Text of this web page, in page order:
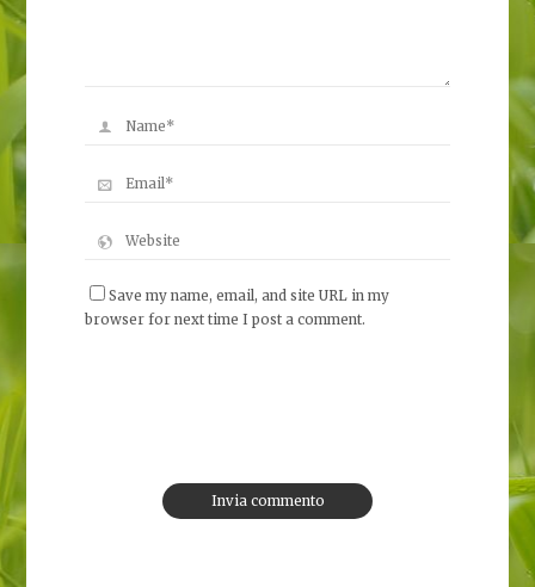
Save my name, email, and site URL in my
browser for next time I post a comment.